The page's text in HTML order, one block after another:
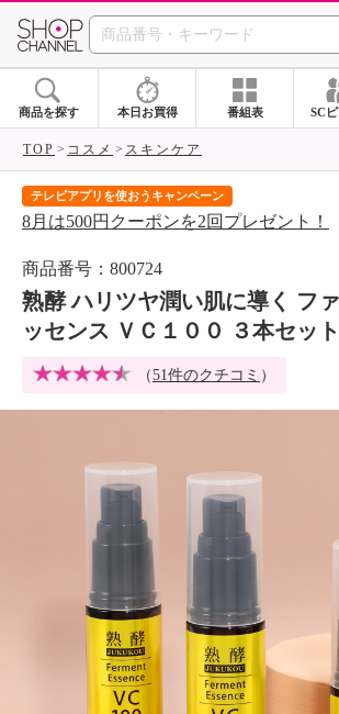
SHOP
商品を探す 本日お買得 番組表 SC
TOP コスメ スキンケア
テレビアプリを使おうキャンペーン
8月は500円クーポンを2回プレゼント！
商品番号：800724
熟酵 ハリツヤ潤い肌に導く フ
ッセンス ＶＣ１００ ３本セット
（51件のクチコミ ）